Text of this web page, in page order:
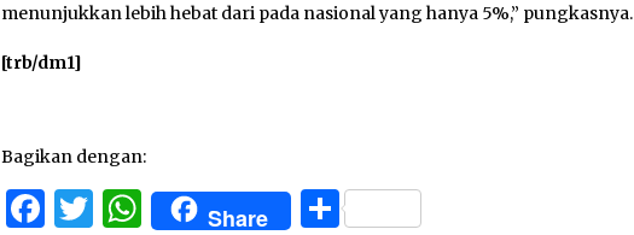
menunjukkan lebih hebat dari pada nasional yang hanya 5%,” pungkasnya.
[trb/dm1]
Bagikan dengan:
Facebook
Twitter
WhatsApp
Share Share